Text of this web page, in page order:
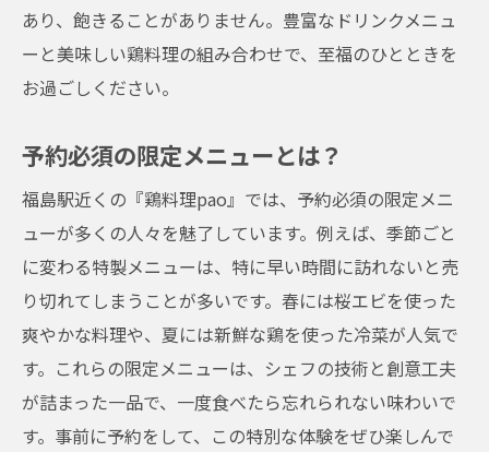
あり、飽きることがありません。豊富なドリンクメニュ
ーと美味しい鶏料理の組み合わせで、至福のひとときを
お過ごしください。
予約必須の限定メニューとは？
福島駅近くの『鶏料理pao』では、予約必須の限定メニ
ューが多くの人々を魅了しています。例えば、季節ごと
に変わる特製メニューは、特に早い時間に訪れないと売
り切れてしまうことが多いです。春には桜エビを使った
爽やかな料理や、夏には新鮮な鶏を使った冷菜が人気で
す。これらの限定メニューは、シェフの技術と創意工夫
が詰まった一品で、一度食べたら忘れられない味わいで
す。事前に予約をして、この特別な体験をぜひ楽しんで